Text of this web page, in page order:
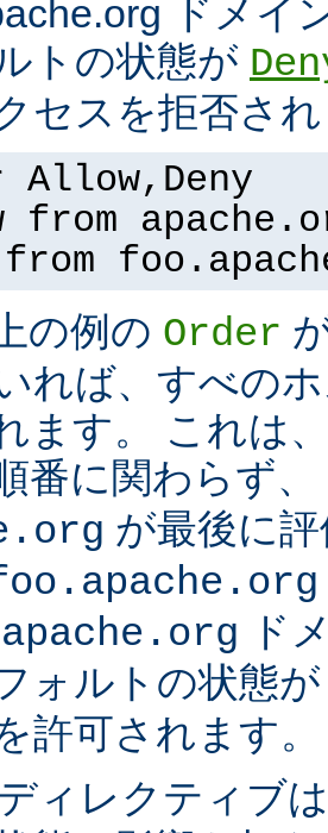
ドメイ
トの状態が
セスを拒否さ
Allow,Deny
from
from
の例の Order
れば、すべの
ます。 これは
番に関わらず、
が最後に
apache.org ド
ォルトの状態
許可されます。
ディレクティブ